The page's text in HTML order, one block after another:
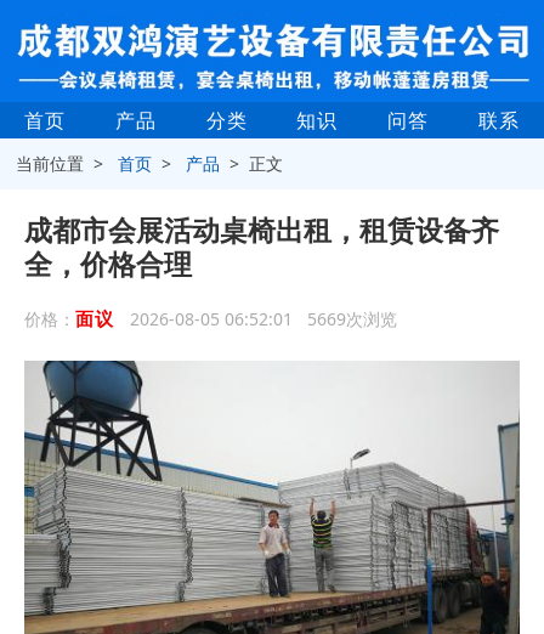
首页 产品 分类 知识 问答 联系
当前位置 >首页 > 产品 > 正文
成都市会展活动桌椅出租，租赁设备齐
全，价格合理
价格： 面议 2026-08-05 06:52:01 5669次浏览